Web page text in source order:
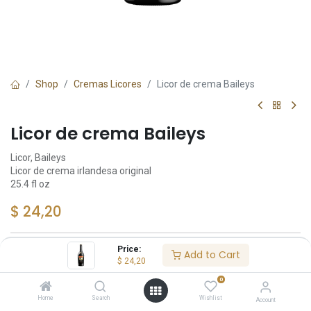
Price:
$ 24,20 Add to Cart
Home Search
0
Wishlist Account
Shop Cremas Licores Licor de crema Baileys
Licor de crema Baileys
Licor, Baileys
Licor de crema irlandesa original
25.4 fl oz
$ 24,20
Add to Cart
Añadir a lista de deseos